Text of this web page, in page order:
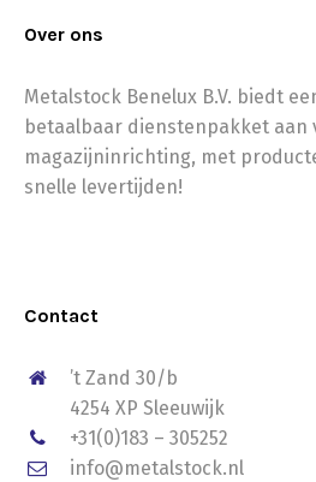
Over ons
Metalstock Benelux B.V. biedt
betaalbaar dienstenpakket aan
magazijninrichting, met
snelle levertijden!
Contact
’t Zand 30/b
4254 XP Sleeuwijk
+31(0)183 – 305252
info@metalstock.nl